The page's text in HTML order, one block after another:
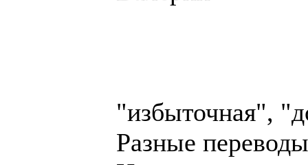
"избыточная",
Разные